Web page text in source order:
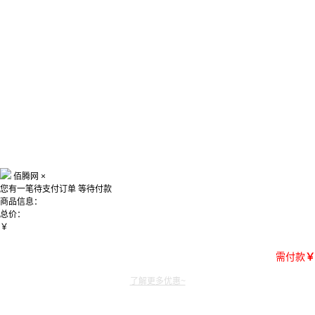
佰腾网 ×
您有一笔待支付订单 等待付款
商品信息：
总价：
￥
需付款￥
了解更多优惠~